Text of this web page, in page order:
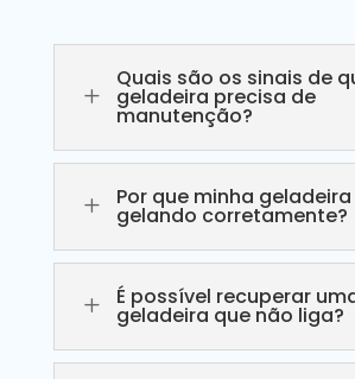
L
Quais são os sinais de
geladeira precisa de
manutenção?
L Por que minha
gelando corretamente?
L É possível recuperar
geladeira que não liga?